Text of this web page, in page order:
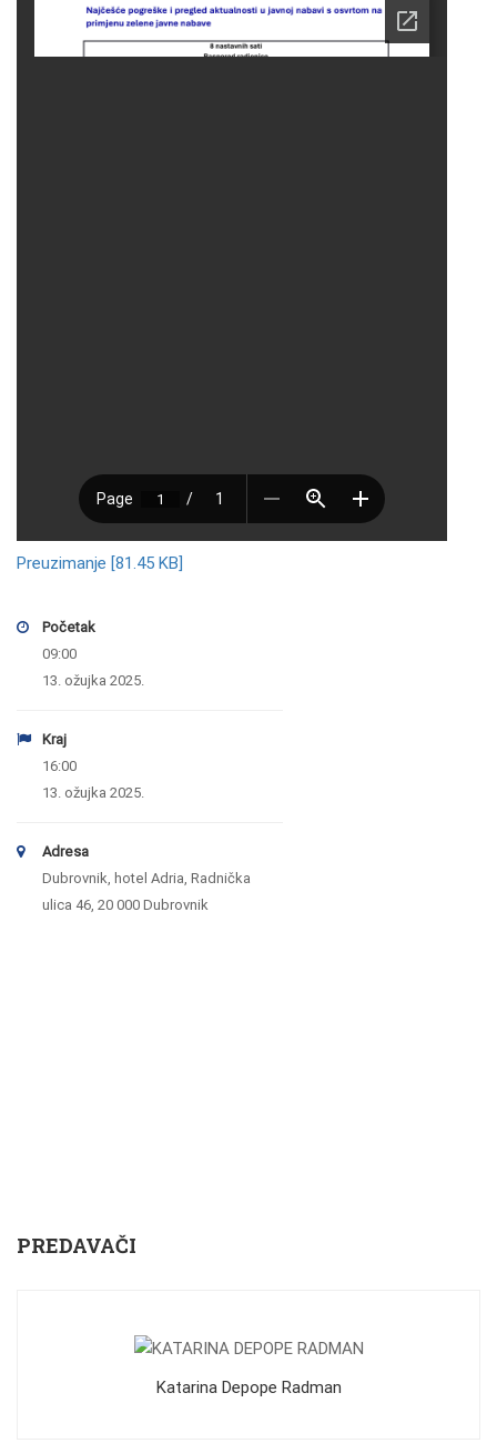
Preuzimanje [81.45 KB]
Početak
09:00
13. ožujka 2025.
Kraj
16:00
13. ožujka 2025.
Adresa
Dubrovnik, hotel Adria, Radnička
ulica 46, 20 000 Dubrovnik
PREDAVAČI
Katarina Depope Radman